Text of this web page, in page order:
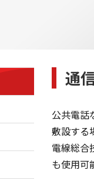
通
公共電話
敷設する
電線総合
も使用可